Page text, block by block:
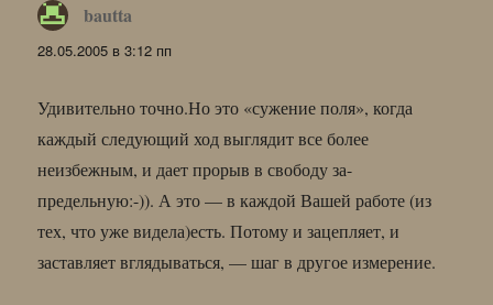
bautta
28.05.2005 в 3:12 пп
Удивительно точно.Но это «сужение поля», когда
каждый следующий ход выглядит все более
неизбежным, и дает прорыв в свободу за-
предельную:-)). А это — в каждой Вашей работе (из
тех, что уже видела)есть. Потому и зацепляет, и
заставляет вглядываться, — шаг в другое измерение.